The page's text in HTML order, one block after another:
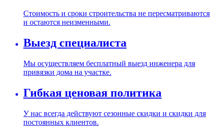
Стоимость и сроки строительства не пересматриваются
и остаются неизменными.
Выезд специалиста
Мы осуществляем бесплатный выезд инженера для
привязки дома на участке.
Гибкая ценовая политика
У нас всегда действуют сезонные скидки и скидки для
постоянных клиентов.